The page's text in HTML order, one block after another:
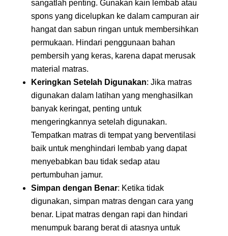
sangatlah penting. Gunakan kain lembab atau
spons yang dicelupkan ke dalam campuran air
hangat dan sabun ringan untuk membersihkan
permukaan. Hindari penggunaan bahan
pembersih yang keras, karena dapat merusak
material matras.
Keringkan Setelah Digunakan: Jika matras
digunakan dalam latihan yang menghasilkan
banyak keringat, penting untuk
mengeringkannya setelah digunakan.
Tempatkan matras di tempat yang berventilasi
baik untuk menghindari lembab yang dapat
menyebabkan bau tidak sedap atau
pertumbuhan jamur.
Simpan dengan Benar: Ketika tidak
digunakan, simpan matras dengan cara yang
benar. Lipat matras dengan rapi dan hindari
menumpuk barang berat di atasnya untuk